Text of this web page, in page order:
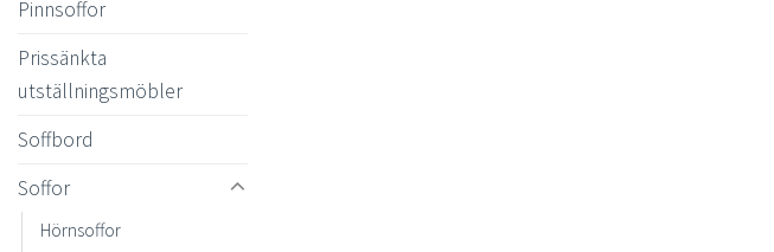
Pinnsoffor
Prissänkta
utställningsmöbler
Soffbord
Soffor
Hörnsoffor